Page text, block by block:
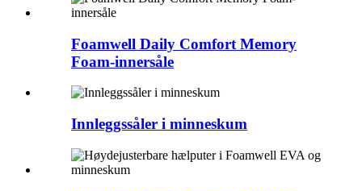
Foamwell Daily Comfort Memory
Foam-innersåle
Innleggssåler i minneskum